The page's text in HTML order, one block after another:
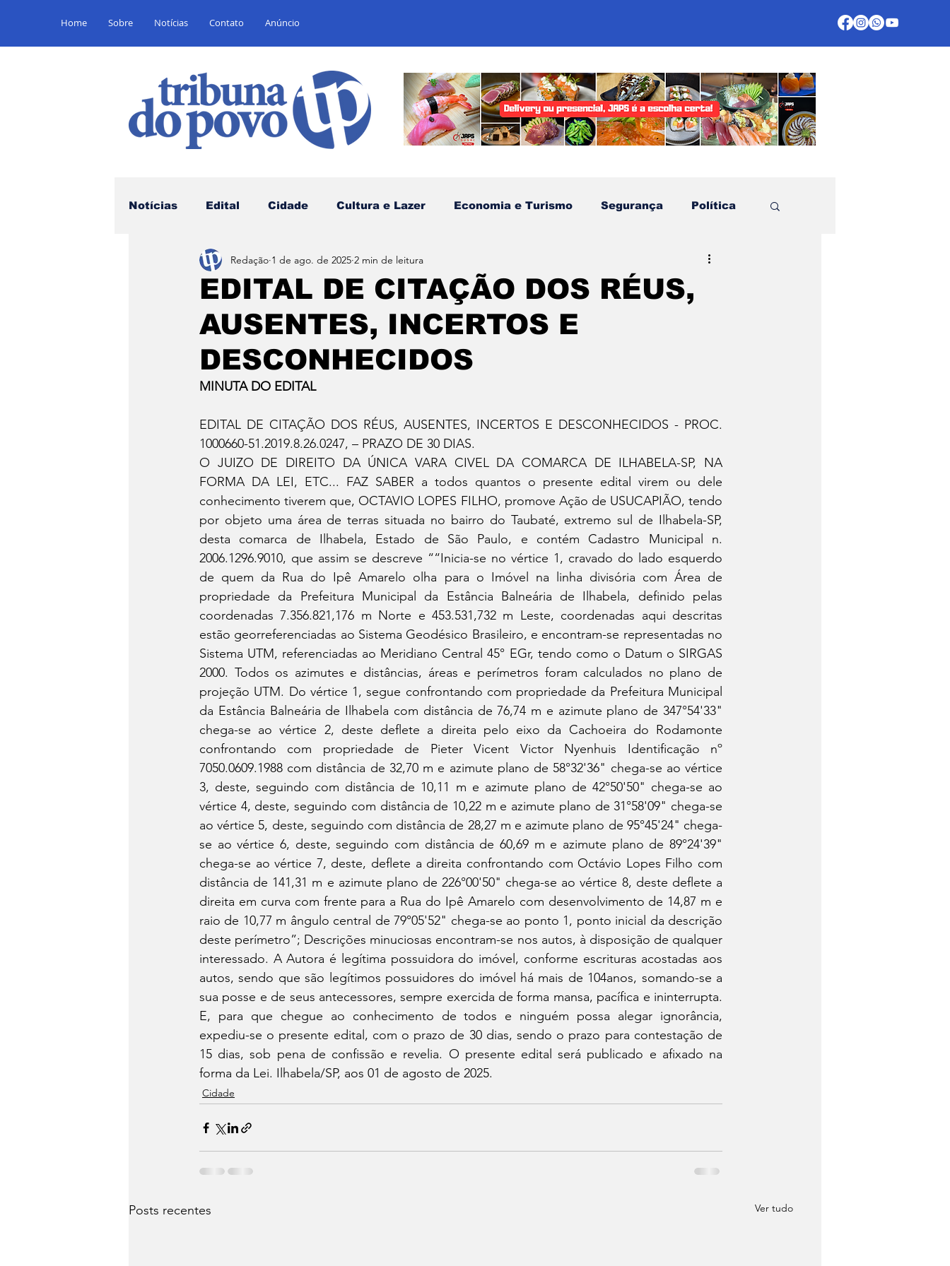
Home Sobre Notícias Contato Anúncio
Notícias Edital Cidade Cultura e Lazer Economia e Turismo Segurança Política
Educação Esportes Comunidades Tradicionais
São Sebastião Caraguatatuba Especial Agenda e Utilidade Pública
EDITAL DE CITAÇÃO DOS RÉUS,
AUSENTES, INCERTOS E
DESCONHECIDOS
Redação 1 de ago. de 2025 2 min de leitura
MINUTA DO EDITAL
EDITAL DE CITAÇÃO DOS RÉUS, AUSENTES, INCERTOS E DESCONHECIDOS - PROC.
1000660-51.2019.8.26.0247, – PRAZO DE 30 DIAS.
O JUIZO DE DIREITO DA ÚNICA VARA CIVEL DA COMARCA DE ILHABELA-SP, NA
FORMA DA LEI, ETC... FAZ SABER a todos quantos o presente edital virem ou dele
conhecimento tiverem que, OCTAVIO LOPES FILHO, promove Ação de USUCAPIÃO, tendo
por objeto uma área de terras situada no bairro do Taubaté, extremo sul de Ilhabela-SP,
desta comarca de Ilhabela, Estado de São Paulo, e contém Cadastro Municipal n.
2006.1296.9010, que assim se descreve ““Inicia-se no vértice 1, cravado do lado esquerdo
de quem da Rua do Ipê Amarelo olha para o Imóvel na linha divisória com Área de
propriedade da Prefeitura Municipal da Estância Balneária de Ilhabela, definido pelas
coordenadas 7.356.821,176 m Norte e 453.531,732 m Leste, coordenadas aqui descritas
estão georreferenciadas ao Sistema Geodésico Brasileiro, e encontram-se representadas no
Sistema UTM, referenciadas ao Meridiano Central 45° EGr, tendo como o Datum o SIRGAS
2000. Todos os azimutes e distâncias, áreas e perímetros foram calculados no plano de
projeção UTM. Do vértice 1, segue confrontando com propriedade da Prefeitura Municipal
da Estância Balneária de Ilhabela com distância de 76,74 m e azimute plano de 347°54'33"
chega-se ao vértice 2, deste deflete a direita pelo eixo da Cachoeira do Rodamonte
confrontando com propriedade de Pieter Vicent Victor Nyenhuis Identificação nº
7050.0609.1988 com distância de 32,70 m e azimute plano de 58°32'36" chega-se ao vértice
3, deste, seguindo com distância de 10,11 m e azimute plano de 42°50'50" chega-se ao
vértice 4, deste, seguindo com distância de 10,22 m e azimute plano de 31°58'09" chega-se
ao vértice 5, deste, seguindo com distância de 28,27 m e azimute plano de 95°45'24" chega-
se ao vértice 6, deste, seguindo com distância de 60,69 m e azimute plano de 89°24'39"
chega-se ao vértice 7, deste, deflete a direita confrontando com Octávio Lopes Filho com
distância de 141,31 m e azimute plano de 226°00'50" chega-se ao vértice 8, deste deflete a
direita em curva com frente para a Rua do Ipê Amarelo com desenvolvimento de 14,87 m e
raio de 10,77 m ângulo central de 79°05'52" chega-se ao ponto 1, ponto inicial da descrição
deste perímetro”; Descrições minuciosas encontram-se nos autos, à disposição de qualquer
interessado. A Autora é legítima possuidora do imóvel, conforme escrituras acostadas aos
autos, sendo que são legítimos possuidores do imóvel há mais de 104anos, somando-se a
sua posse e de seus antecessores, sempre exercida de forma mansa, pacífica e ininterrupta.
E, para que chegue ao conhecimento de todos e ninguém possa alegar ignorância,
expediu-se o presente edital, com o prazo de 30 dias, sendo o prazo para contestação de
15 dias, sob pena de confissão e revelia. O presente edital será publicado e afixado na
forma da Lei. Ilhabela/SP, aos 01 de agosto de 2025.
Cidade
Posts recentes Ver tudo